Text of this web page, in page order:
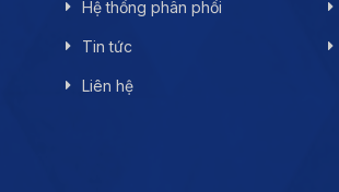
Hệ thống phân phối
Tin tức
Liên hệ